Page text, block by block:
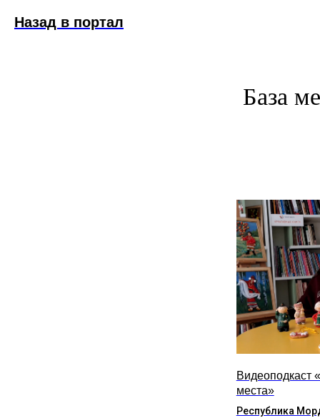
Назад в портал
База
Видеоподкаст
места»
Республика